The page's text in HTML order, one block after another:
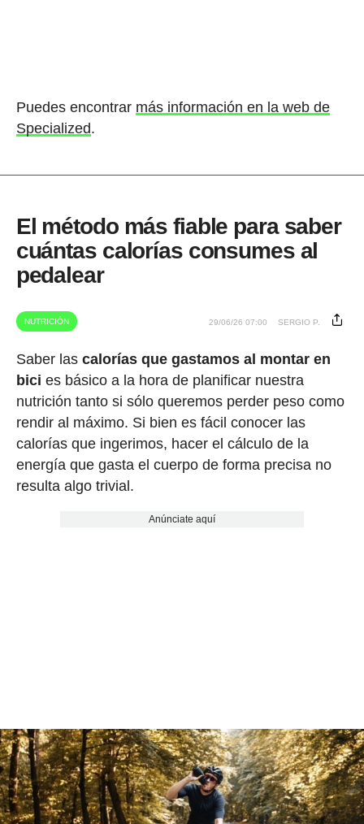
Puedes encontrar más información en la web de
Specialized.
El método más fiable para saber
cuántas calorías consumes al
pedalear
NUTRICIÓN 29/06/26 07:00 SERGIO P.
Saber las calorías que gastamos al montar en
bici es básico a la hora de planificar nuestra
nutrición tanto si sólo queremos perder peso como
rendir al máximo. Si bien es fácil conocer las
calorías que ingerimos, hacer el cálculo de la
energía que gasta el cuerpo de forma precisa no
resulta algo trivial.
Anúnciate aquí